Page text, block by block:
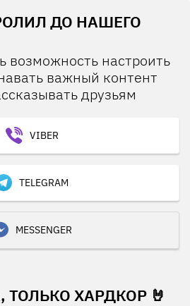
ДО НАШЕГО
возможность настроить
важный контент
друзьям
VIBER
TELEGRAM
MESSENGER
ТОЛЬКО ХАРДКОР 🤘